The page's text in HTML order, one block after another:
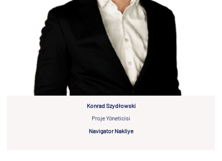
Konrad Szydłowski
Proje Yöneticisi
Navigator Nakliye